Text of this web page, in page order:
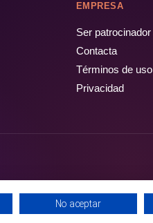
EMPRESA
Ser patrocinador
Contacta
Términos de uso
Privacidad
No aceptar